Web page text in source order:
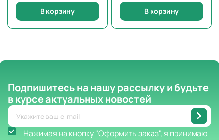
В корзину В корзину
Подпишитесь на нашу рассылкуи будьте
в курсе актуальных новостей
Нажимая на кнопку "Оформить заказ", я принимаю